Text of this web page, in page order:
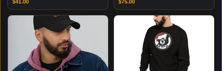
$41.00 $75.00